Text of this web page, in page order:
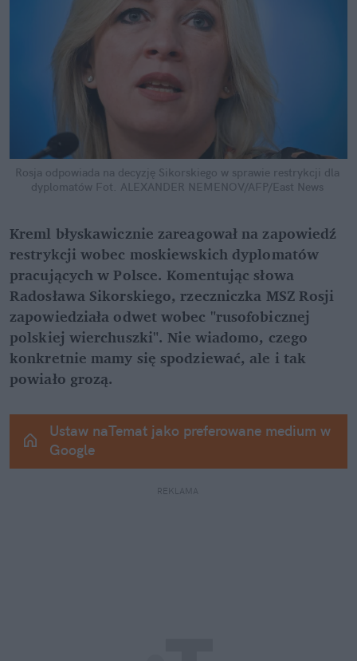
Rosja odpowiada na decyzję Sikorskiego w sprawie restrykcji dla
dyplomatów Fot. ALEXANDER NEMENOV/AFP/East News
Kreml błyskawicznie zareagował na zapowiedź
restrykcji wobec moskiewskich dyplomatów
pracujących w Polsce. Komentując słowa
Radosława Sikorskiego, rzeczniczka MSZ Rosji
zapowiedziała odwet wobec "rusofobicznej
polskiej wierchuszki". Nie wiadomo, czego
konkretnie mamy się spodziewać, ale i tak
powiało grozą.
Ustaw naTemat jako preferowane medium w
Google
REKLAMA